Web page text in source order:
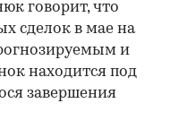
говорит, что
сделок в мае на
и
находится под
завершения